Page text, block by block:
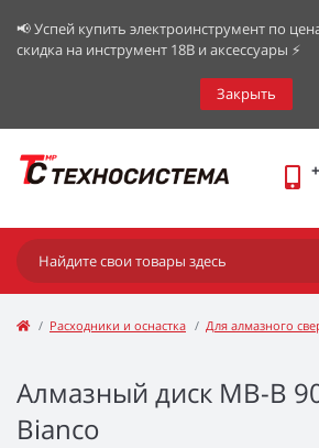
📢 Успей купить электроинструмент по
скидка на инструмент 18В и аксессуары ⚡️
Закрыть
Расходники и оснастка Для алмазного
Алмазный диск МВ-B
Bianco